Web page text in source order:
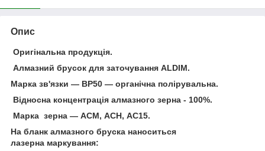
Опис
Оригінальна продукція.
Алмазний брусок для заточування ALDIM.
Марка зв'язки — ВР50 — органічна полірувальна.
Відносна концентрація алмазного зерна - 100%.
Марка зерна — АСМ, АСН, АС15.
На бланк алмазного бруска наноситься
лазерна маркування: